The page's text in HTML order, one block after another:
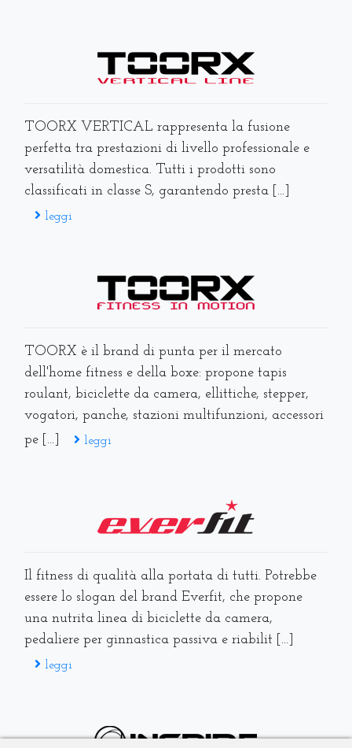
TOORX VERTICAL rappresenta la fusione
perfetta tra prestazioni di livello professionale e
versatilità domestica. Tutti i prodotti sono
classificati in classe S, garantendo presta [...]
leggi
TOORX è il brand di punta per il mercato
dell'home fitness e della boxe: propone tapis
roulant, biciclette da camera, ellittiche, stepper,
vogatori, panche, stazioni multifunzioni, accessori
pe [...]
leggi
Il fitness di qualità alla portata di tutti. Potrebbe
essere lo slogan del brand Everfit, che propone
una nutrita linea di biciclette da camera,
pedaliere per ginnastica passiva e riabilit [...]
leggi